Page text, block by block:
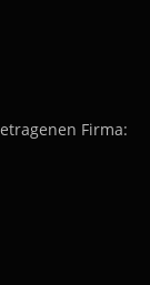
Firma: